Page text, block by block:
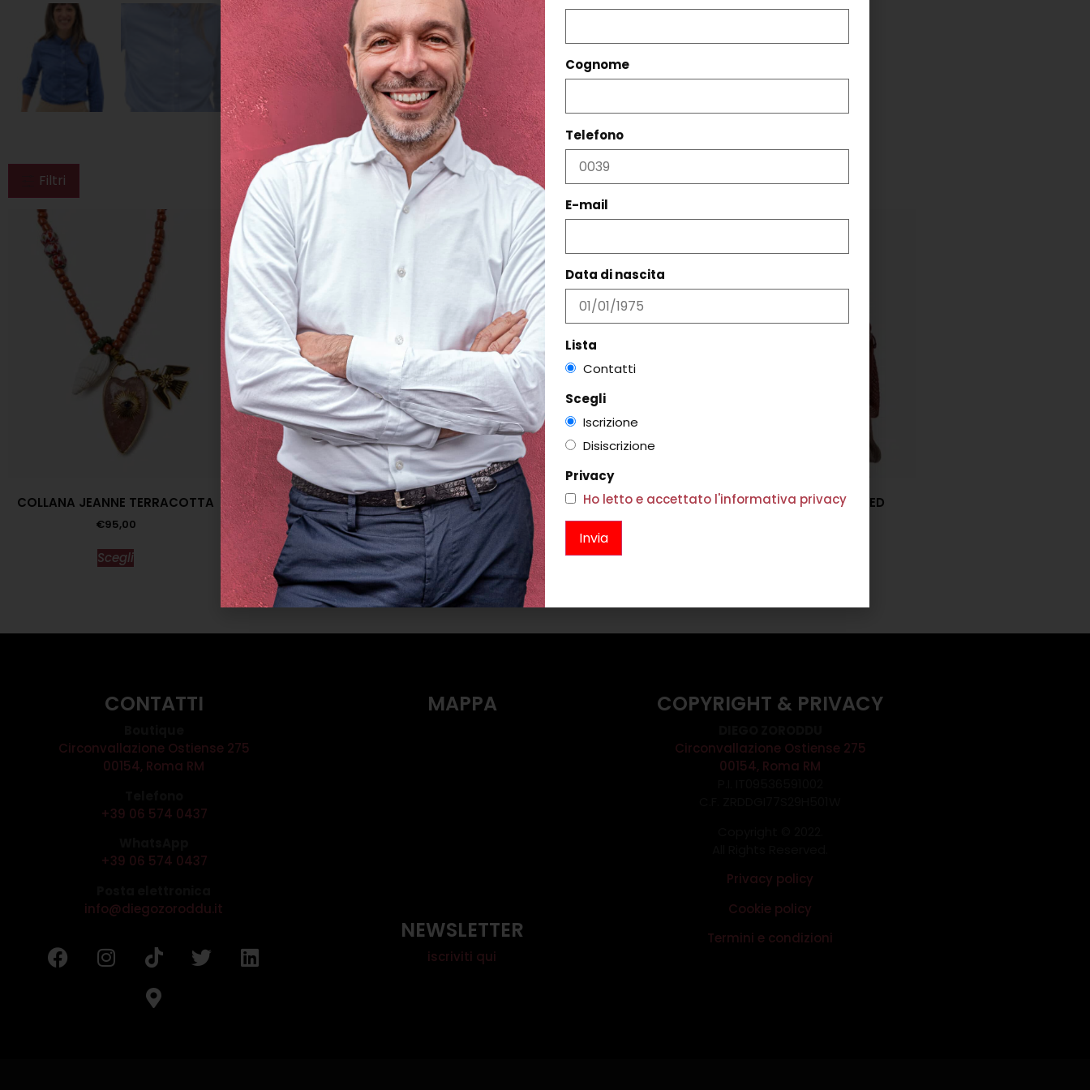
PRODOTTI CORRELATI
Filtri
COLLANA JEANNE TERRACOTTA
€95,00
Scegli
PORTAMONETE AMBER ROSA E
ROSSO
€22,00
Scegli
BICCHIERE FONDALE ICHENDORF
10,00
MAGLIA RETE SPRAY RED
CONTATTI
Circonvallazione Ostiense 275
00154, Roma RM
+39 06 574 0437
+39 06 574 0437
info@diegozoroddu.it
MAPPA
NEWSLETTER
iscriviti qui
COPYRIGHT & PRIVACY
Circonvallazione Ostiense 275
00154, Roma RM
Privacy policy
Cookie policy
Termini e condizioni
Cognome
Telefono
E-mail
Data di nascita
Lista
Contatti
Scegli
Iscrizione
Disiscrizione
Privacy
Ho letto e accettato l'informativa privacy